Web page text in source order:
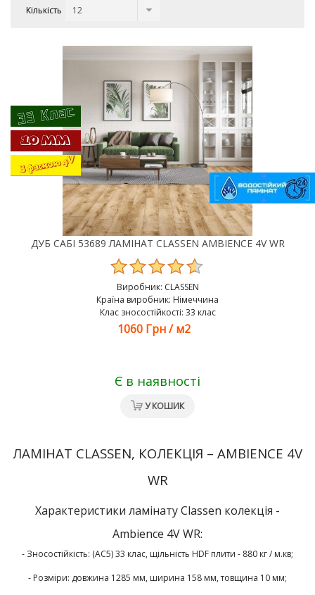
Кількість
ДУБ САБІ 53689 ЛАМІНАТ CLASSEN AMBIENCE 4V WR
Виробник: CLASSEN
Країна виробник: Німеччина
Клас зносостійкості: 33 клас
1060 Грн/м2
Є в наявності
У КОШИК
ЛАМІНАТ CLASSEN, КОЛЕКЦІЯ – AMBIENCE 4V
WR
Характеристики ламінату Classen колекція -
Ambience 4V WR:
- Зносостійкість: (AC5) 33 клас, щільність HDF плити - 880 кг / м.кв;
- Розміри: довжина 1285 мм, ширина 158 мм, товщина 10 мм;